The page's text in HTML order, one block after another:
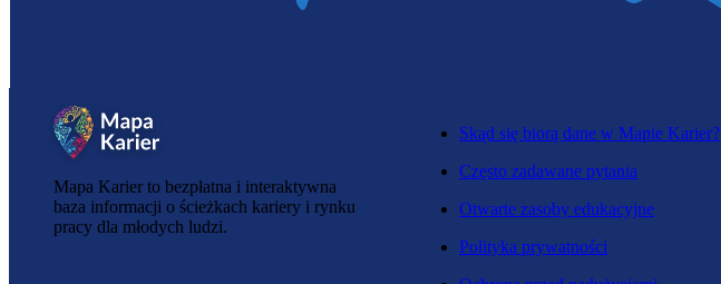
Mapa Karier to bezpłatna i interaktywna
baza informacji o ścieżkach kariery i rynku
pracy dla młodych ludzi.
Skąd się biorą dane w Mapie Karier?
Często zadawane pytania
Otwarte zasoby edukacyjne
Polityka prywatności